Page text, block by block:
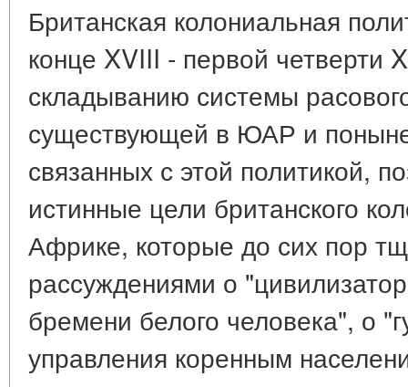
Британская колониальная
конце XVIII - первой четверти
складыванию системы
существующей в ЮАР и
связанных с этой политикой,
истинные цели британского
Африке, которые до сих пор
рассуждениями о
бремени белого человека", о
управления коренным